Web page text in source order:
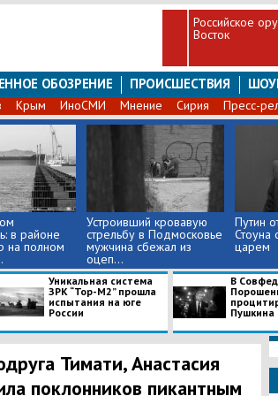
Российское
Восток
ОБОЗРЕНИЕ ПРОИСШЕСТВИЯ
Крым ИноСМИ Мнение Сирия Пресс-
в районе
на полном
Устроивший кровавую
стрельбу в Подмосковье
мужчина сбежал из
оцеп...
Путин
Стоуна
царем
Уникальная система
ЗРК “Тор-M2” прошла
испытания на юге
России
В
Пушкина
Тимати, Анастасия
поклонников пикантным